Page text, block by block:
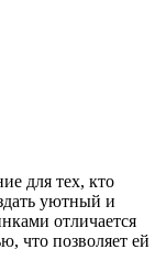
для тех, кто
уютный и
отличается
что позволяет ей